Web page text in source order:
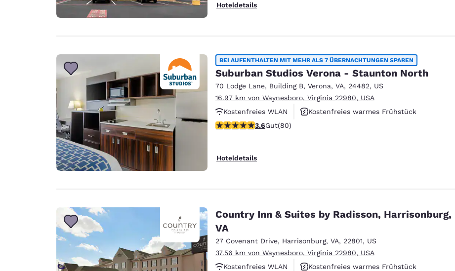
Hoteldetails
BEI AUFENTHALTEN MIT MEHR ALS 7 ÜBERNACHTUNGEN SPAREN
Suburban Studios Verona - Staunton North
70 Lodge Lane, Building B, Verona, VA, 24482, US
16.97 km von Waynesboro, Virginia 22980, USA
Kostenfreies WLAN
Kostenfreies warmes Frühstück
Haustierfreundlich
3.64-Sterne-Bewertung. Gut. 80 Bewertungen
3.6Gut(80)
Hoteldetails
Country Inn & Suites by Radisson, Harrisonburg,
VA
27 Covenant Drive, Harrisonburg, VA, 22801, US
37.56 km von Waynesboro, Virginia 22980, USA
Kostenfreies WLAN
Kostenfreies warmes Frühstück